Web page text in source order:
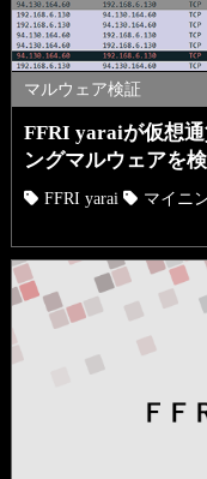
マルウェア検証
FFRI yaraiが仮想
ングマルウェアを
FFRI yarai マイニ